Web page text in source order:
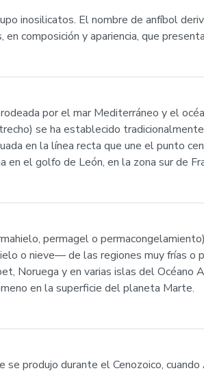
inosilicatos. El nombre de anfíbol
composición y apariencia, que
por el mar Mediterráneo y el
se ha establecido
en la línea recta que une el punto
el golfo de León, en la zona sur de
permagel o
o nieve— de las regiones muy frías o
Noruega y en varias islas del Océano
en la superficie del planeta Marte.
produjo durante el Cenozoico, cuando